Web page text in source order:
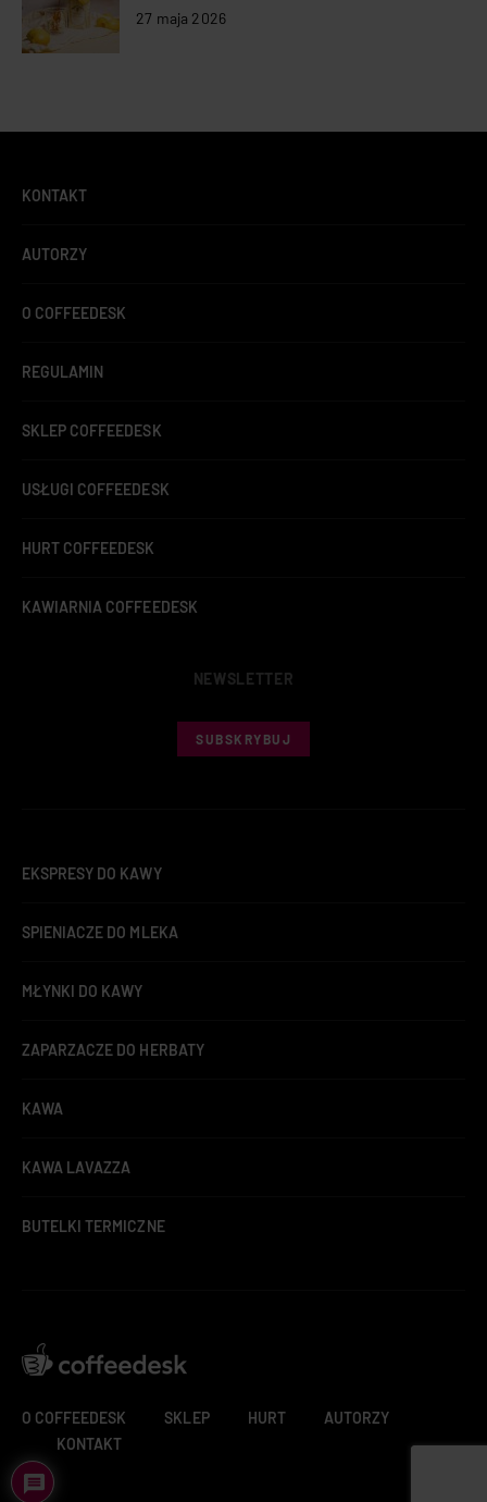
27 maja 2026
KONTAKT
AUTORZY
O COFFEEDESK
REGULAMIN
SKLEP COFFEEDESK
USŁUGI COFFEEDESK
HURT COFFEEDESK
KAWIARNIA COFFEEDESK
NEWSLETTER
SUBSKRYBUJ
EKSPRESY DO KAWY
SPIENIACZE DO MLEKA
MŁYNKI DO KAWY
ZAPARZACZE DO HERBATY
KAWA
KAWA LAVAZZA
BUTELKI TERMICZNE
O COFFEEDESK SKLEP HURT
AUTORZY
KONTAKT